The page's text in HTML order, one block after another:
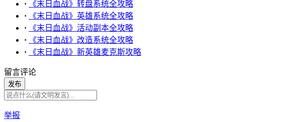
·
《末日血战》转盘系统全攻略
·
《末日血战》英雄系统全攻略
·
《末日血战》活动副本全攻略
·
《末日血战》改造系统全攻略
·
《末日血战》新英雄麦克斯攻略
留言评论
发布
举报